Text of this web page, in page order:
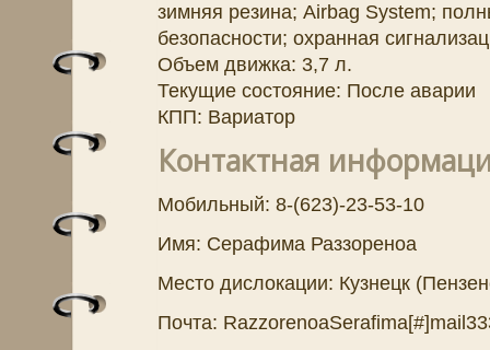
зимняя резина; Airbag System;
безопасности; охранная
Объем движка: 3,7 л.
Текущие состояние: После аварии
КПП: Вариатор
Контактная
Мобильный: 8-(623)-23-53-10
Имя: Серафима Раззореноа
Место дислокации: Кузнецк
Почта: